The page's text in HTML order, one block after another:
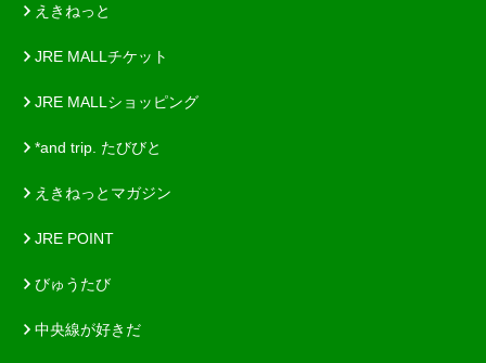
えきねっと
JRE MALLチケット
JRE MALLショッピング
*and trip. たびびと
えきねっとマガジン
JRE POINT
びゅうたび
中央線が好きだ